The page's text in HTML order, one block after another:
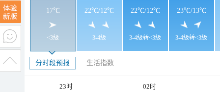
17℃
<3级
22℃/12℃
3-4级
22℃/12℃
3-4级转<3级
23℃/13℃
3-4级转<3级
分时段预报 生活指数
23时 02时